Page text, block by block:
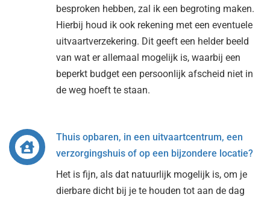
besproken hebben, zal ik een begroting maken.
Hierbij houd ik ook rekening met een eventuele
uitvaartverzekering. Dit geeft een helder beeld
van wat er allemaal mogelijk is, waarbij een
beperkt budget een persoonlijk afscheid niet in
de weg hoeft te staan.
Thuis opbaren, in een uitvaartcentrum, een
verzorgingshuis of op een bijzondere locatie?
Het is fijn, als dat natuurlijk mogelijk is, om je
dierbare dicht bij je te houden tot aan de dag